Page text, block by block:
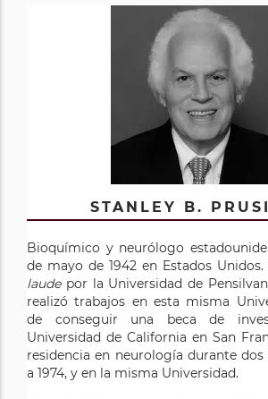
STANLEY B.
Bioquímico y neurólogo
de mayo de 1942 en Estados
laudepor la Universidad de
realizó trabajos en esta misma
de conseguir una beca de
Universidad de California en San
residencia en neurología durante dos
a 1974, y en la misma Universidad.